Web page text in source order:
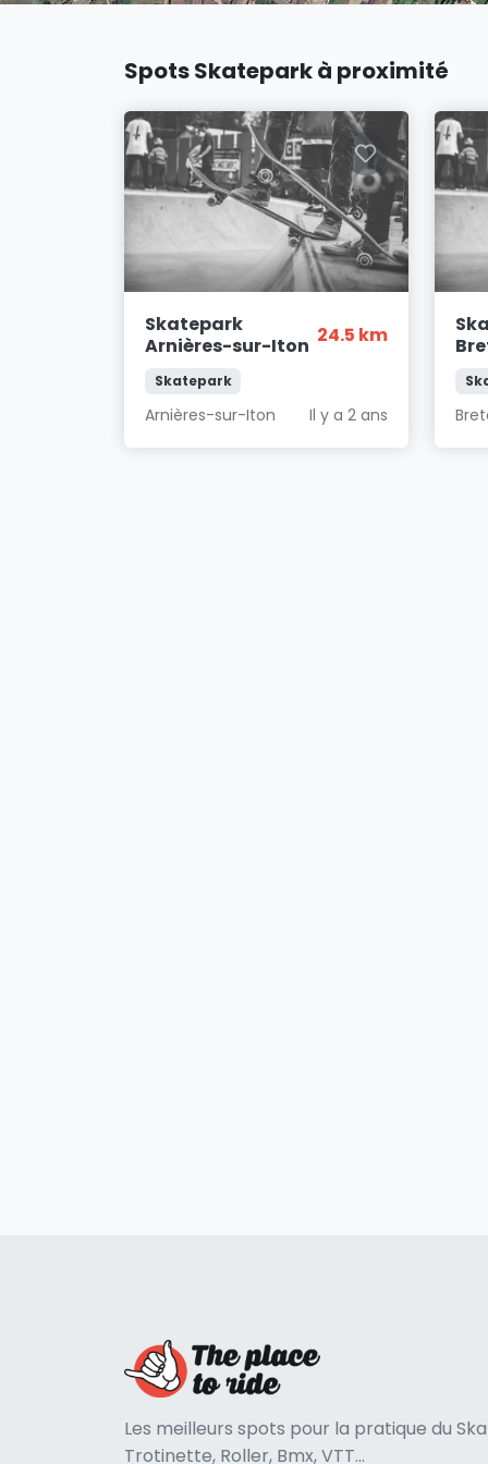
Spots Skatepark à proximité
Skatepark
Arnières-sur-Iton 24.5 km
Skatepark
Arnières-sur-Iton Il y a 2 ans
Les meilleurs spots pour la pratique du
Trotinette, Roller, Bmx, VTT...